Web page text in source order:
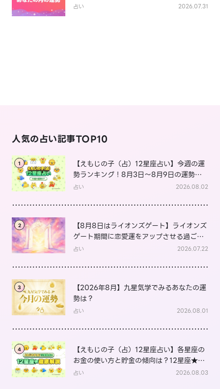
占い 2026.07.31
人気の占い記事TOP10
1
【えもじの子（占）12星座占い】今週の運
勢ランキング！8月3日～8月9日の運勢
は？
占い 2026.08.02
2
【8月8日はライオンズゲート】ライオンズ
ゲート期間に恋愛運をアップさせる過ごし
方は？
占い 2026.07.22
3
【2026年8月】九星気学でみるあなたの運
勢は？
占い 2026.08.01
4
【えもじの子（占）12星座占い】各星座の
お金の使い方と貯金の傾向は？12星座★徹
底解説
占い 2026.08.03